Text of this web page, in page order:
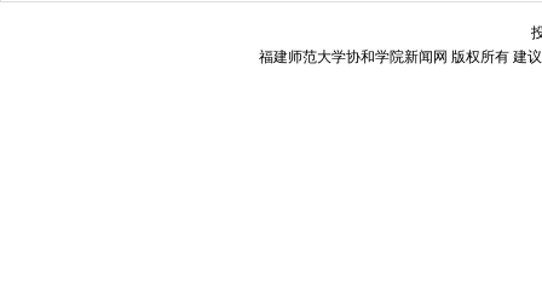
福建师范大学协和学院新闻网 版权所有 建